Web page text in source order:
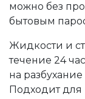
можно без
бытовым
Жидкости и
течение 24
на
Подходит